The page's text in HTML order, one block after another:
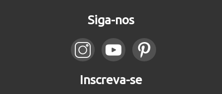
Siga-nos
Inscreva-se